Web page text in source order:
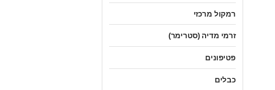
רמקול מרכזי
זרמי מדיה (סטרימר)
פטיפונים
כבלים